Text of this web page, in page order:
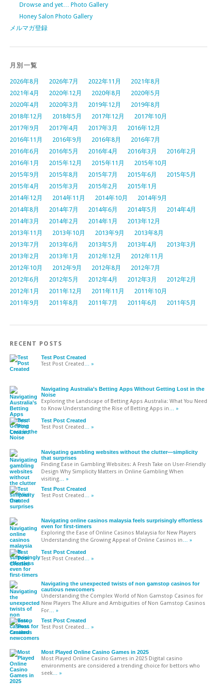
Drowse and yet… Photo Gallery
Honey Salon Photo Gallery
メルマガ登録
月別一覧
2026年8月 2026年7月 2022年11月
2021年8月
2021年4月
2020年12月 2020年8月
2020年5月
2020年4月
2020年3月 2019年12月
2019年8月
2018年12月
2018年5月 2017年12月
2017年10月
2017年9月
2017年4月 2017年3月
2016年12月
2016年11月
2016年9月 2016年8月
2016年7月
2016年6月
2016年5月 2016年4月 2016年3月
2016年2月
2016年1月
2015年12月 2015年11月
2015年10月
2015年9月
2015年8月 2015年7月 2015年6月
2015年5月
2015年4月
2015年3月 2015年2月
2015年1月
2014年12月
2014年11月 2014年10月
2014年9月
2014年8月
2014年7月 2014年6月 2014年5月
2014年4月
2014年3月
2014年2月 2014年1月
2013年12月
2013年11月
2013年10月 2013年9月
2013年8月
2013年7月
2013年6月 2013年5月 2013年4月
2013年3月
2013年2月
2013年1月 2012年12月
2012年11月
2012年10月
2012年9月 2012年8月
2012年7月
2012年6月
2012年5月 2012年4月 2012年3月
2012年2月
2012年1月
2011年12月 2011年11月
2011年10月
2011年9月
2011年8月 2011年7月 2011年6月 2011年5月
RECENT POSTS
Test Post Created
Test Post Created … »
Navigating Australia’s Betting Apps Without Getting Lost in the
Noise
Exploring the Landscape of Betting Apps Australia: What You Need
to Know Understanding the Rise of Betting Apps in … »
Test Post Created
Test Post Created … »
Navigating gambling websites without the clutter—simplicity
that surprises
Finding Ease in Gambling Websites: A Fresh Take on User-Friendly
Design Why Simplicity Matters in Online Gambling When
visiting … »
Test Post Created
Test Post Created … »
Navigating online casinos malaysia feels surprisingly effortless
even for first-timers
Exploring the Ease of Online Casinos Malaysia for New Players
Understanding the Growing Appeal of Online Casinos in … »
Test Post Created
Test Post Created … »
Navigating the unexpected twists of non gamstop casinos for
cautious newcomers
Understanding the Complex World of Non Gamstop Casinos for
New Players The Allure and Ambiguities of Non Gamstop Casinos
For … »
Test Post Created
Test Post Created … »
Most Played Online Casino Games in 2025
Most Played Online Casino Games in 2025 Digital casino
environments are considered a trending choice for bettors who
seek … »